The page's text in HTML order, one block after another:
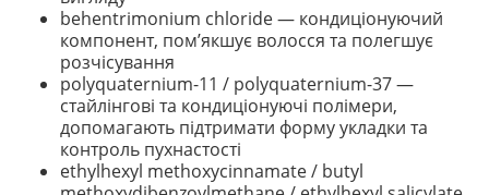
behentrimonium chloride — кондиціонуючий
компонент, пом’якшує волосся та полегшує
розчісування
polyquaternium-11 / polyquaternium-37 —
стайлінгові та кондиціонуючі полімери,
допомагають підтримати форму укладки та
контроль пухнастості
ethylhexyl methoxycinnamate / butyl